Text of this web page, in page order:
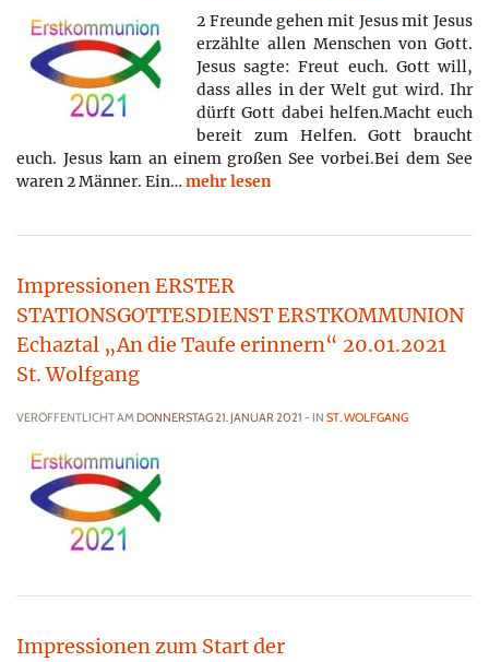
2 Freunde gehen mit Jesus mit Jesus
erzählte allen Menschen von Gott.
Jesus sagte: Freut euch. Gott will,
dass alles in der Welt gut wird. Ihr
dürft Gott dabei helfen.Macht euch
bereit zum Helfen. Gott braucht
euch. Jesus kam an einem großen See vorbei.Bei dem See
waren 2 Männer. Ein… mehr lesen
Impressionen ERSTER
STATIONSGOTTESDIENST ERSTKOMMUNION
Echaztal „An die Taufe erinnern“ 20.01.2021
St. Wolfgang
VERÖFFENTLICHT AM DONNERSTAG 21. JANUAR 2021 - IN ST. WOLFGANG
Impressionen zum Start der